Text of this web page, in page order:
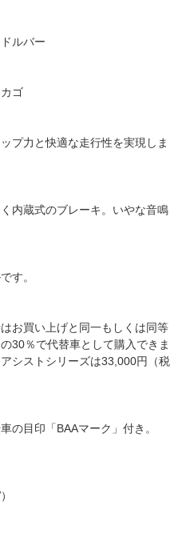
ルバー
ゴ
プ力と快適な走行性を実現しま
内蔵式のブレーキ。いやな音鳴
す。
お買い上げと同一もしくは同等
30％で代替車として購入できま
シストシリーズは33,000円（税
の目印「BAAマーク」付き。